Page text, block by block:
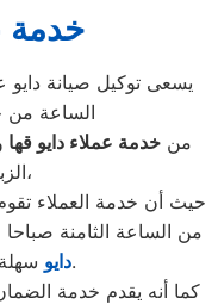
خدمة
يسعى توكيل صيانة
الساعة من
من خدمة عملاء دايو قها
الزبائن داخل الفروع،
حيث أن خدمة العملاء
من الساعة الثامنة
دايوسهلة ومتيسرة على الجميع.
كما أنه يقدم خدمة